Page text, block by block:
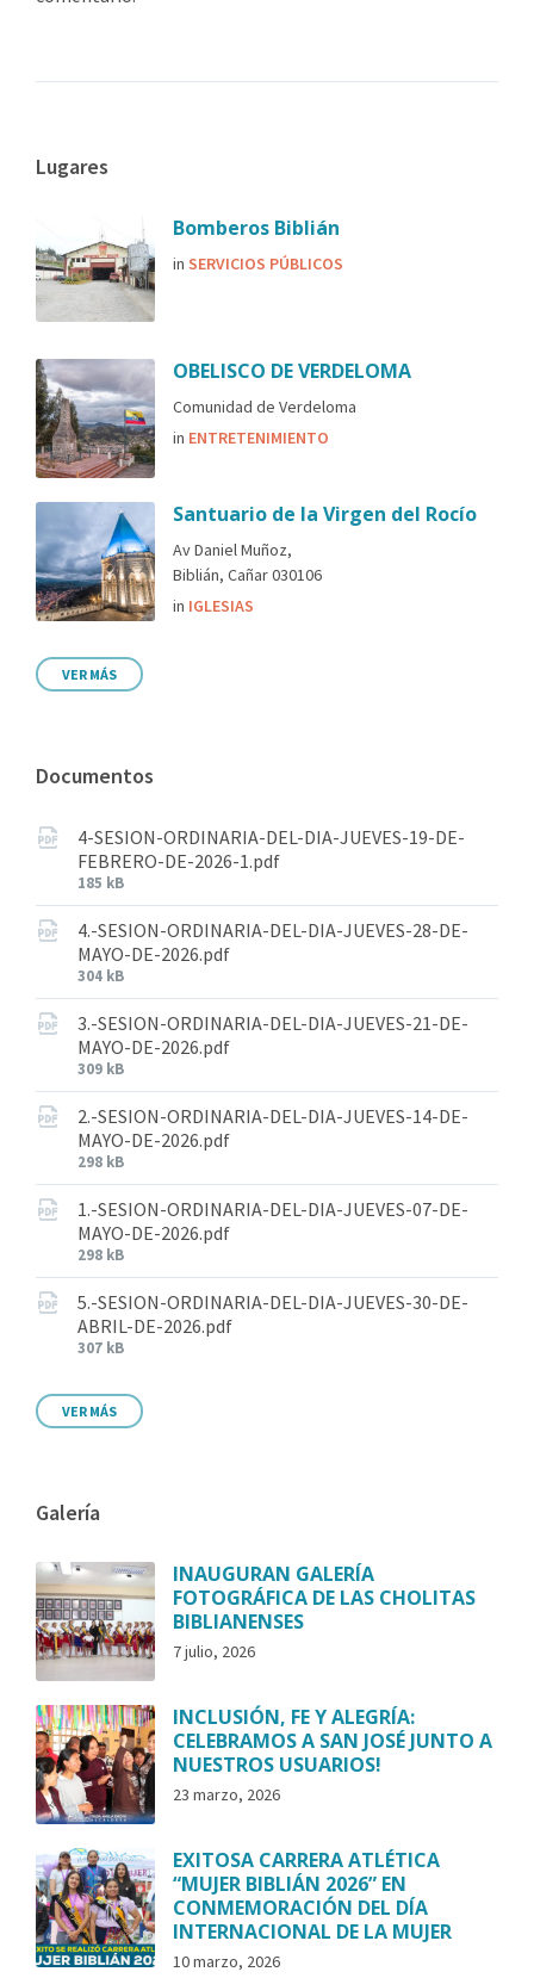
Lugares
Bomberos Biblián
in SERVICIOS PÚBLICOS
OBELISCO DE VERDELOMA
Comunidad de Verdeloma
in ENTRETENIMIENTO
Santuario de la Virgen del Rocío
Av Daniel Muñoz,
Biblián, Cañar 030106
in IGLESIAS
VER MÁS
Documentos
4-SESION-ORDINARIA-DEL-DIA-JUEVES-19-DE-
FEBRERO-DE-2026-1.pdf
185 kB
4.-SESION-ORDINARIA-DEL-DIA-JUEVES-28-DE-
MAYO-DE-2026.pdf
304 kB
3.-SESION-ORDINARIA-DEL-DIA-JUEVES-21-DE-
MAYO-DE-2026.pdf
309 kB
2.-SESION-ORDINARIA-DEL-DIA-JUEVES-14-DE-
MAYO-DE-2026.pdf
298 kB
1.-SESION-ORDINARIA-DEL-DIA-JUEVES-07-DE-
MAYO-DE-2026.pdf
298 kB
5.-SESION-ORDINARIA-DEL-DIA-JUEVES-30-DE-
ABRIL-DE-2026.pdf
307 kB
VER MÁS
Galería
INAUGURAN GALERÍA
FOTOGRÁFICA DE LAS CHOLITAS
BIBLIANENSES
7 julio, 2026
INCLUSIÓN, FE Y ALEGRÍA:
CELEBRAMOS A SAN JOSÉ JUNTO A
NUESTROS USUARIOS!
23 marzo, 2026
EXITOSA CARRERA ATLÉTICA
“MUJER BIBLIÁN 2026” EN
CONMEMORACIÓN DEL DÍA
INTERNACIONAL DE LA MUJER
10 marzo, 2026